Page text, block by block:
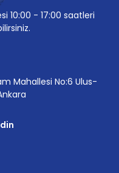
10:00 - 17:00 saatleri
Mahallesi No:6 Ulus-